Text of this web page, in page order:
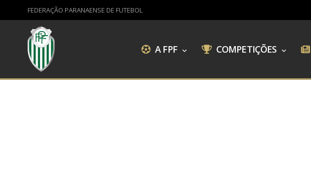
FEDERAÇÃO PARANAENSE DE FUTEBOL
A FPF COMPETIÇÕES